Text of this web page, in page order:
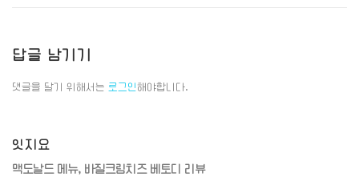
답글 남기기
댓글을 달기 위해서는 로그인해야합니다.
잇지요
맥도날드 메뉴, 바질크림치즈 베토디 리뷰